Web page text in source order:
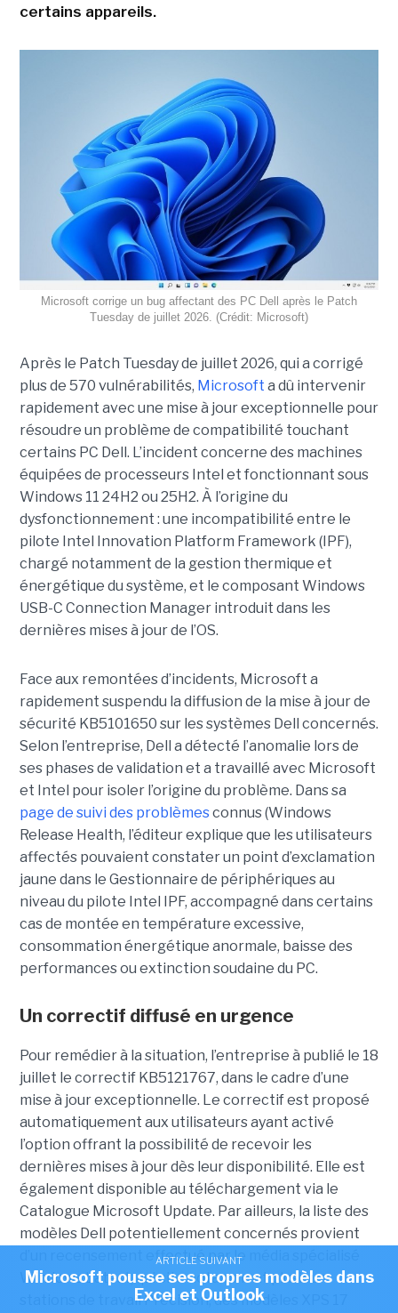
certains appareils.
Microsoft corrige un bug affectant des PC Dell après le Patch
Tuesday de juillet 2026. (Crédit: Microsoft)
Après le Patch Tuesday de juillet 2026, qui a corrigé
plus de 570 vulnérabilités, Microsoft a dû intervenir
rapidement avec une mise à jour exceptionnelle pour
résoudre un problème de compatibilité touchant
certains PC Dell. L’incident concerne des machines
équipées de processeurs Intel et fonctionnant sous
Windows 11 24H2 ou 25H2. À l’origine du
dysfonctionnement : une incompatibilité entre le
pilote Intel Innovation Platform Framework (IPF),
chargé notamment de la gestion thermique et
énergétique du système, et le composant Windows
USB-C Connection Manager introduit dans les
dernières mises à jour de l’OS.
Face aux remontées d’incidents, Microsoft a
rapidement suspendu la diffusion de la mise à jour de
sécurité KB5101650 sur les systèmes Dell concernés.
Selon l’entreprise, Dell a détecté l’anomalie lors de
ses phases de validation et a travaillé avec Microsoft
et Intel pour isoler l’origine du problème. Dans sa
page de suivi des problèmesconnus (Windows
Release Health, l’éditeur explique que les utilisateurs
affectés pouvaient constater un point d’exclamation
jaune dans le Gestionnaire de périphériques au
niveau du pilote Intel IPF, accompagné dans certains
cas de montée en température excessive,
consommation énergétique anormale, baisse des
performances ou extinction soudaine du PC.
Un correctif diffusé en urgence
Pour remédier à la situation, l’entreprise à publié le 18
juillet le correctif KB5121767, dans le cadre d’une
mise à jour exceptionnelle. Le correctif est proposé
automatiquement aux utilisateurs ayant activé
l’option offrant la possibilité de recevoir les
dernières mises à jour dès leur disponibilité. Elle est
également disponible au téléchargement via le
Catalogue Microsoft Update. Par ailleurs, la liste des
modèles Dell potentiellement concernés provient
d’un recensement effectué par le média spécialisé
Windows Latest, qui cite notamment plusieurs
stations de travail Precision, des modèles XPS 17
ARTICLE SUIVANT
Microsoft pousse ses propres modèles dans
Excel et Outlook